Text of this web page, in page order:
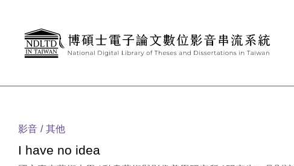
影音 其他
I have no idea